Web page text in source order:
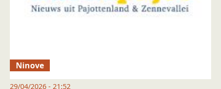
Ninove
29/04/2026 - 21:52